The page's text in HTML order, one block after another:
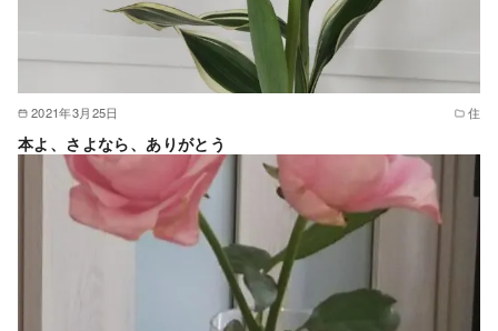
2021年3月25日 住
本よ、さよなら、ありがとう